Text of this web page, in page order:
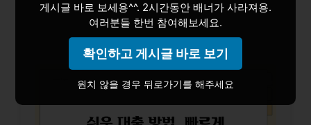
게시글 바로 보세용^^. 2시간동안 배너가 사라져용.
여러분들 한번 참여해보세요.
확인하고 게시글 바로 보기
원치 않을 경우 뒤로가기를 해주세요